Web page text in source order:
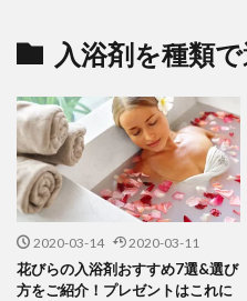
入浴剤を種類
2020-03-14 2020-03-11
花びらの入浴剤おすすめ7選&選び
方をご紹介！プレゼントはこれに